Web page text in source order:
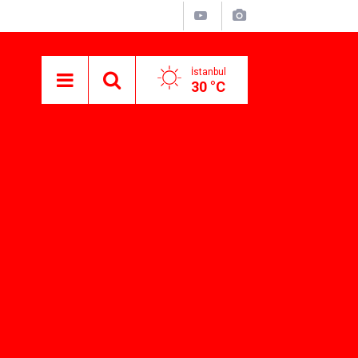
İstanbul
30 °C